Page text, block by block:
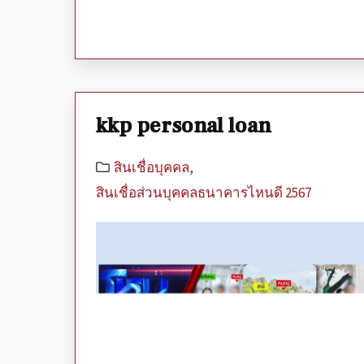
kkp personal loan
สินเชื่อบุคคล,
สินเชื่อส่วนบุคคลธนาคารไหนดี 2567